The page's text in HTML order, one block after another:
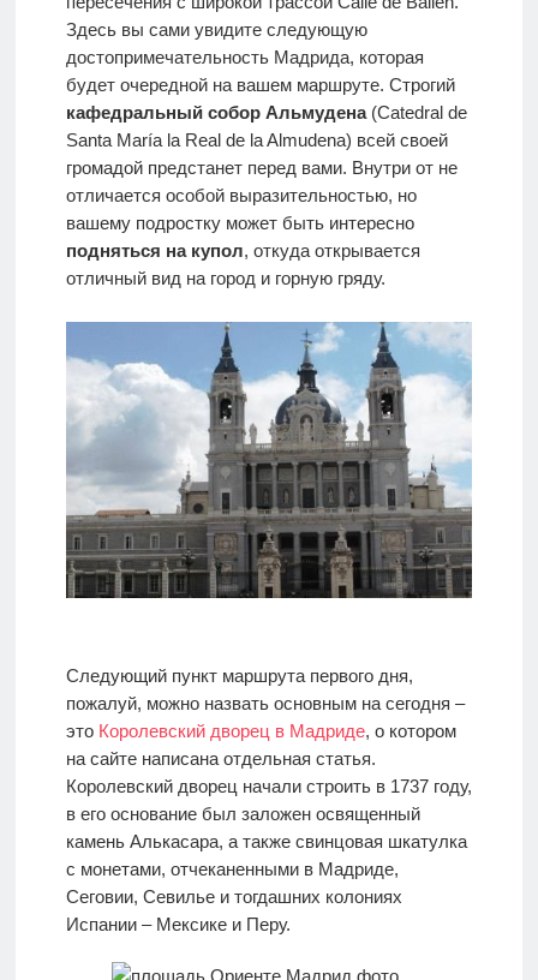
Здесь вы сами увидите следующую
достопримечательность Мадрида, которая
будет очередной на вашем маршруте. Строгий
кафедральный собор Альмудена(Catedral de
Santa María la Real de la Almudena) всей своей
громадой предстанет перед вами. Внутри от не
отличается особой выразительностью, но
вашему подростку может быть интересно
подняться на купол, откуда открывается
отличный вид на город и горную гряду.
Следующий пункт маршрута первого дня,
пожалуй, можно назвать основным на сегодня –
это Королевский дворец в Мадриде, о котором
на сайте написана отдельная статья.
Королевский дворец начали строить в 1737 году,
в его основание был заложен освященный
камень Алькасара, а также свинцовая шкатулка
с монетами, отчеканенными в Мадриде,
Сеговии, Севилье и тогдашних колониях
Испании – Мексике и Перу.